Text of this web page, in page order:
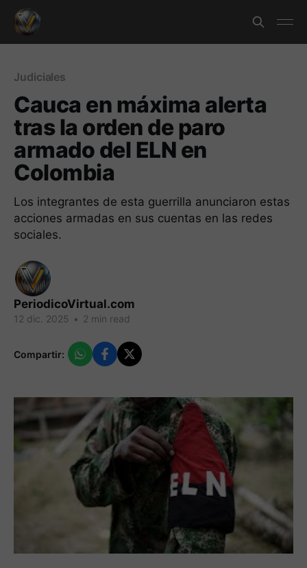
Judiciales
Cauca en máxima alerta
tras la orden de paro
armado del ELN en
Colombia
Los integrantes de esta guerrilla anunciaron estas
acciones armadas en sus cuentas en las redes
sociales.
PeriodicoVirtual.com
12 dic. 2025 • 2 min read
Compartir: